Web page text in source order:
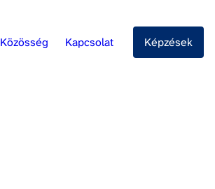
Közösség Kapcsolat Képzések